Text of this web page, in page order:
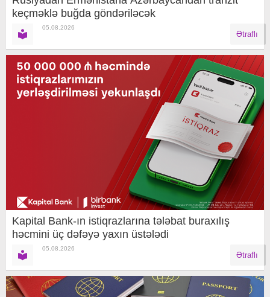
keçməklə buğda göndəriləcək
05.08.2026
Ətraflı
Kapital Bank-ın istiqrazlarına tələbat buraxılış
həcmini üç dəfəyə yaxın üstələdi
05.08.2026
Ətraflı